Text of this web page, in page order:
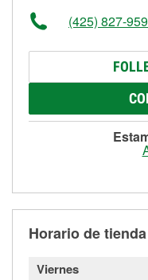
(425) 827-
Horario de tienda
Viernes